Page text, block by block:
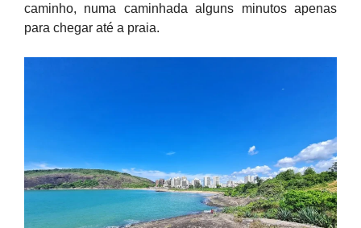
caminho, numa caminhada alguns minutos apenas
para chegar até a praia.